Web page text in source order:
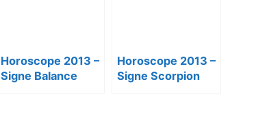
Horoscope 2013 –
Signe Balance
Horoscope 2013 –
Signe Scorpion